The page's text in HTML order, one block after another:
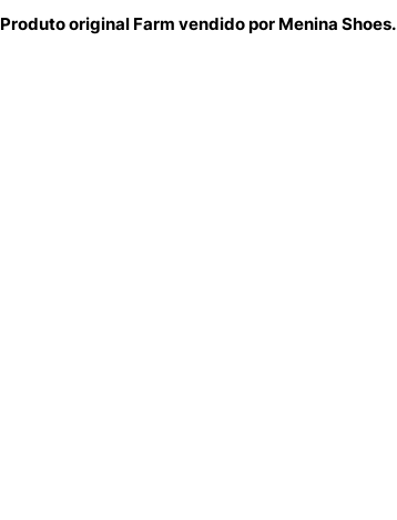
Produto original Farm vendido por Menina Shoes.